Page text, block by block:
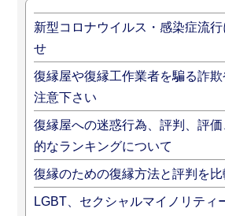
新型コロナウイルス・感染症流
せ
復縁屋や復縁工作業者を騙る詐
注意下さい
復縁屋への迷惑行為、評判、評
的なランキングについて
復縁のための復縁方法と評判を比
LGBT、セクシャルマイノリティ